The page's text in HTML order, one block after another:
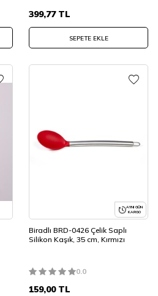
399,77TL
SEPETE EKLE
AYNI GÜN
KARGO
Biradlı BRD-0426 Çelik Saplı
Silikon Kaşık, 35 cm, Kırmızı
0.0
159,00TL